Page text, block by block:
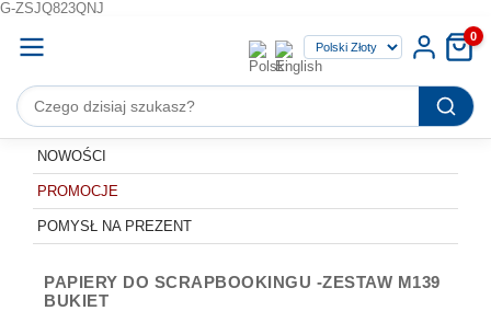
G-ZSJQ823QNJ
0
NOWOŚCI
PROMOCJE
POMYSŁ NA PREZENT
PAPIERY DO SCRAPBOOKINGU -ZESTAW M139
BUKIET